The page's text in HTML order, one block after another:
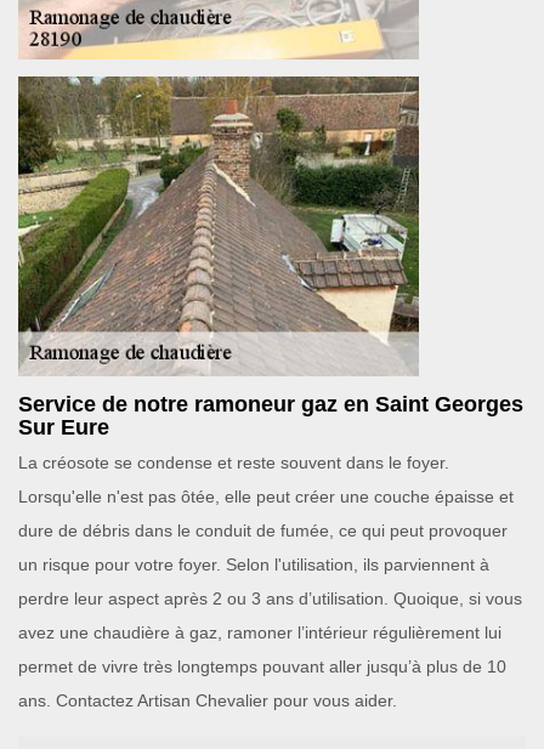
Service de notre ramoneur gaz en Saint Georges
Sur Eure
La créosote se condense et reste souvent dans le foyer.
Lorsqu'elle n'est pas ôtée, elle peut créer une couche épaisse et
dure de débris dans le conduit de fumée, ce qui peut provoquer
un risque pour votre foyer. Selon l'utilisation, ils parviennent à
perdre leur aspect après 2 ou 3 ans d’utilisation. Quoique, si vous
avez une chaudière à gaz, ramoner l’intérieur régulièrement lui
permet de vivre très longtemps pouvant aller jusqu’à plus de 10
ans. Contactez Artisan Chevalier pour vous aider.